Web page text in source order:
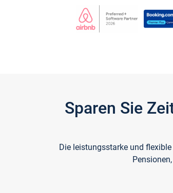
Sparen Sie
Die leistungsstarke und